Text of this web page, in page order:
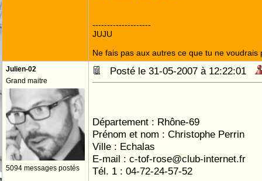
--------------------
JUJU
Ne fais pas aux autres ce que tu ne voudrais
Julien-02
Grand maitre
5094 messages postés
Posté le 31-05-2007 à 12:22:01
Département : Rhône-69
Prénom et nom : Christophe Perrin
Ville : Echalas
E-mail : c-tof-rose@club-internet.fr
Tél. 1 : 04-72-24-57-52